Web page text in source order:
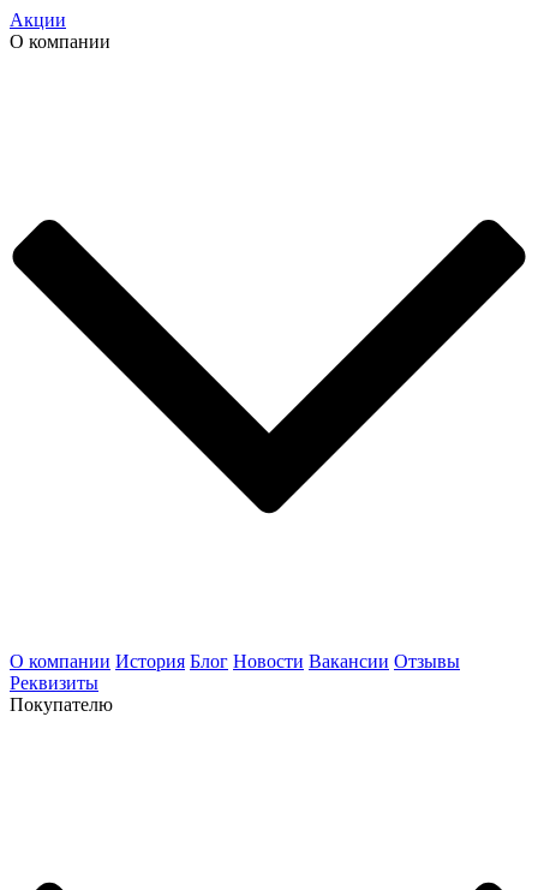
Акции
О компании
О компании История Блог Новости Вакансии Отзывы
Реквизиты
Покупателю